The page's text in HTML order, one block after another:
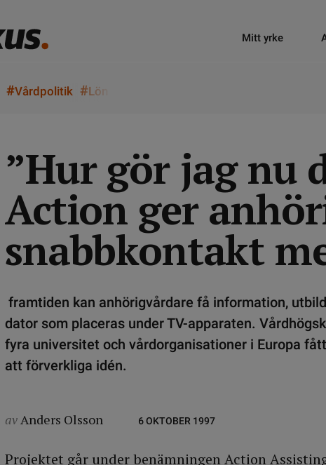
Mitt yrke
#Vårdpolitik #Lön
”Hur gör jag nu
Action ger
snabbkontakt
framtiden kan anhörigvårdare få information,
dator som placeras under TV-apparaten.
fyra universitet och vårdorganisationer i Europa
att förverkliga idén.
avAnders Olsson 6 OKTOBER 1997
Projektet går under benämningen Action